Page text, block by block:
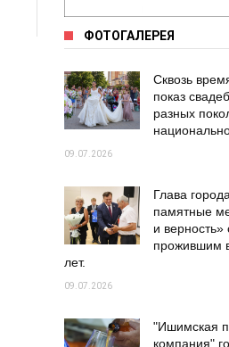
ФОТОГАЛЕРЕЯ
Сквозь
показ
разных
09.07.2026
Глава
памятные
и верность»
прожившим
лет.
09.07.2026
"Ишимская
компания"